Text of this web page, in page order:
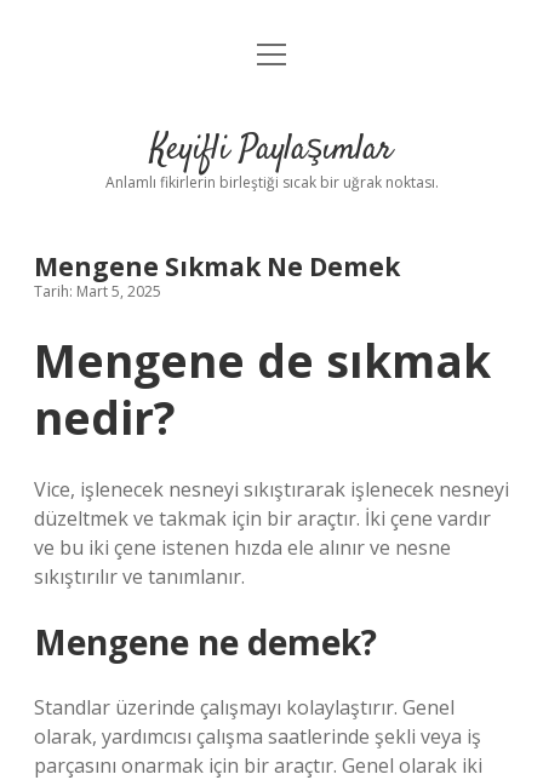
Anasayfa
Yasal Uyarı
menüyü
Keyifli Paylaşımlar
Anlamlı fikirlerin birleştiği sıcak bir uğrak noktası.
Mengene Sıkmak Ne Demek
Tarih: Mart 5, 2025
Mengene de sıkmak
nedir?
Vice, işlenecek nesneyi sıkıştırarak işlenecek nesneyi
düzeltmek ve takmak için bir araçtır. İki çene vardır
ve bu iki çene istenen hızda ele alınır ve nesne
sıkıştırılır ve tanımlanır.
Mengene ne demek?
Standlar üzerinde çalışmayı kolaylaştırır. Genel
olarak, yardımcısı çalışma saatlerinde şekli veya iş
parçasını onarmak için bir araçtır. Genel olarak iki